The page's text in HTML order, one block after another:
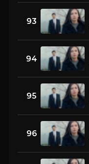
93
94
95
96